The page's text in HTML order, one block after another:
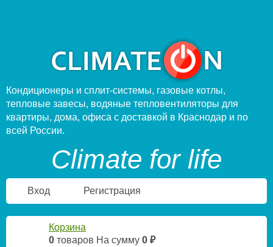
Кондиционеры и сплит-системы, газовые котлы,
тепловые завесы, водяные тепловентиляторы для
квартиры, дома, офиса с доставкой в Краснодар и по
всей России.
Climate for life
Вход Регистрация
Корзина
0 товаров На сумму 0 ₽